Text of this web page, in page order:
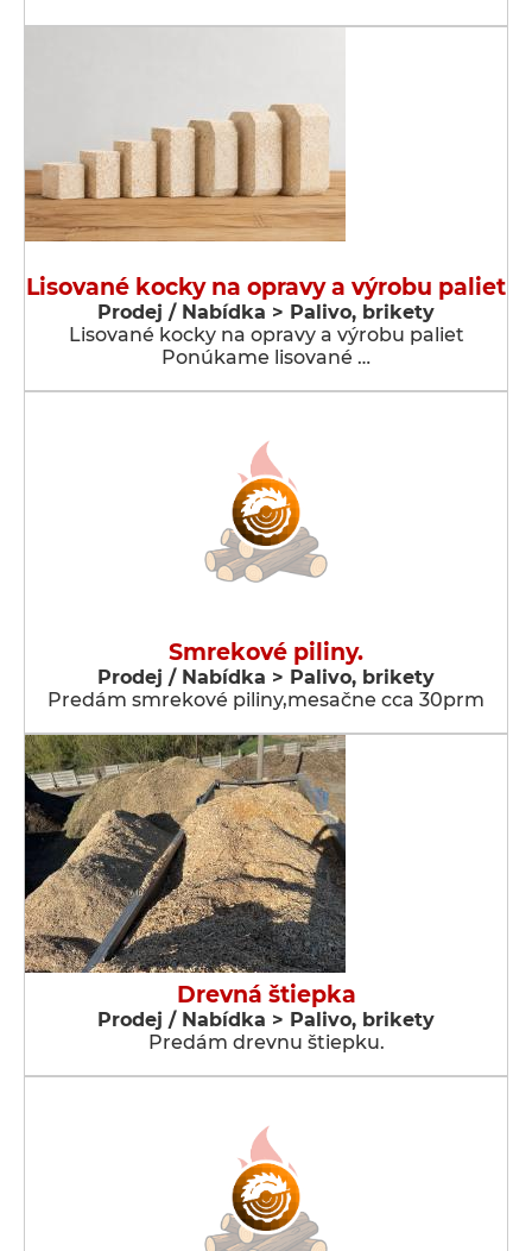
Lisované kocky na opravy a výrobu paliet
Prodej / Nabídka > Palivo, brikety
Lisované kocky na opravy a výrobu paliet
Ponúkame lisované …
Smrekové piliny.
Prodej / Nabídka > Palivo, brikety
Predám smrekové piliny,mesačne cca 30prm
Drevná štiepka
Prodej / Nabídka > Palivo, brikety
Predám drevnu štiepku.